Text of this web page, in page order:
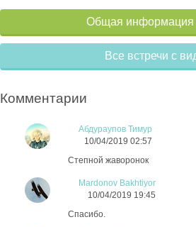
Общая информация
Все встречи с
Комментарии
Абдураупов Тимур
10/04/2019 02:57
Степной жаворонок
Mardonov Bakhtiyor
10/04/2019 19:45
Спасибо.